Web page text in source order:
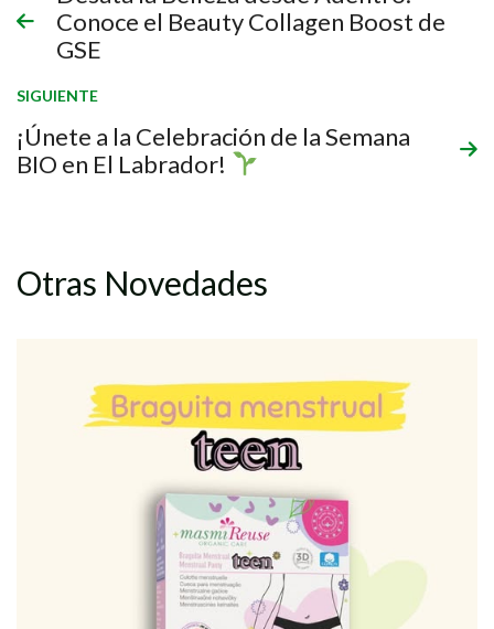
Conoce el Beauty Collagen Boost de
GSE
SIGUIENTE
¡Únete a la Celebración de la Semana
BIO en El Labrador!
Otras Novedades